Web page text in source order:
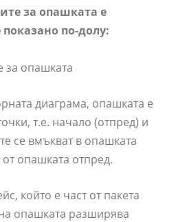
за опашката е
показано по-долу:
диаграма, опашката е
т.е. начало (отпред) и
се вмъкват в опашката
от опашката отпред.
който е част от пакета
опашката разширява